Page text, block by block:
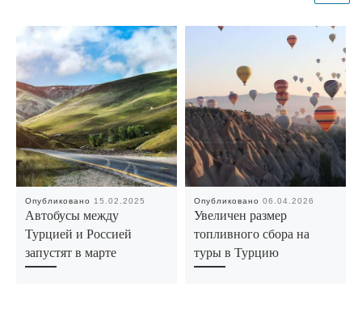
Опубликовано 15.02.2025
Автобусы между
Турцией и Рос­сией
запус­тят в марте
Опубликовано06.04.2026
Увеличен размер
топливного сбора на
туры в Турцию